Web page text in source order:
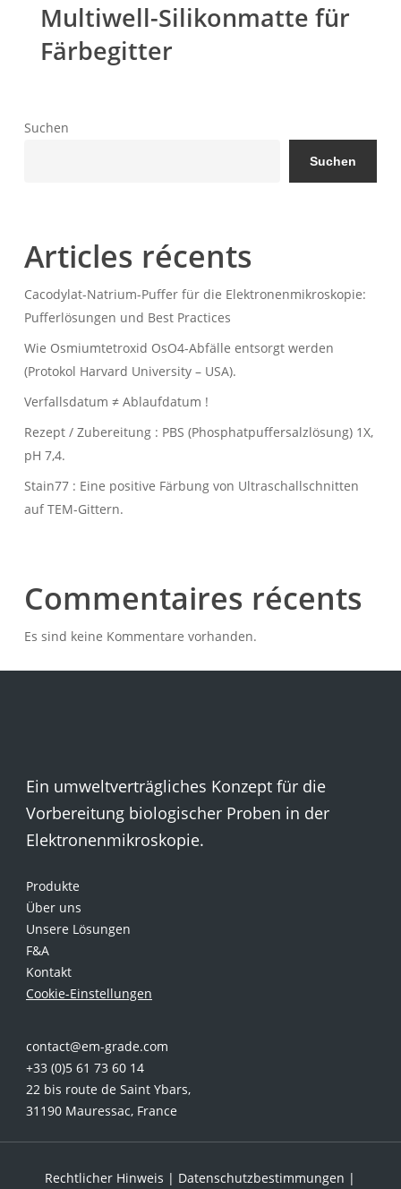
Färbegitter
Multiwell-Silikonmatte für
Färbegitter
Suchen
Suchen
Articles récents
Cacodylat-Natrium-Puffer für die Elektronenmikroskopie:
Pufferlösungen und Best Practices
Wie Osmiumtetroxid OsO4-Abfälle entsorgt werden
(Protokol Harvard University – USA).
Verfallsdatum ≠ Ablaufdatum !
Rezept / Zubereitung : PBS (Phosphatpuffersalzlösung) 1X,
pH 7,4.
Stain77 : Eine positive Färbung von Ultraschallschnitten
auf TEM-Gittern.
Commentaires récents
Es sind keine Kommentare vorhanden.
Ein umweltverträgliches Konzept für die
Vorbereitung biologischer Proben in der
Elektronenmikroskopie.
Produkte
Über uns
Unsere Lösungen
F&A
Kontakt
Cookie-Einstellungen
contact@em-grade.com
+33 (0)5 61 73 60 14
22 bis route de Saint Ybars,
31190 Mauressac, France
Rechtlicher Hinweis | Datenschutzbestimmungen |